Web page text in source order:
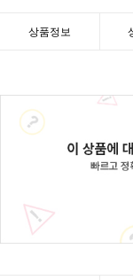
상품정보